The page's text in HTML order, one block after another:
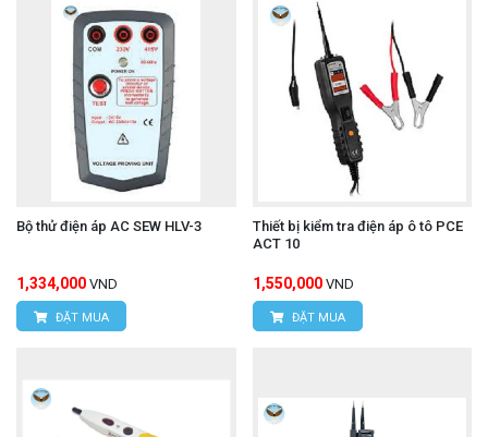
Bộ thử điện áp AC SEW HLV-3
1,334,000 VND
ĐẶT MUA
Thiết bị kiểm tra điện áp ô tô PCE
ACT 10
1,550,000 VND
ĐẶT MUA